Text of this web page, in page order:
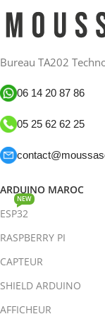
Bureau TA202
06 14 20 87 86
05 25 62 62 25
ARDUINO MAROC
ESP32
NEW
RASPBERRY PI
CAPTEUR
SHIELD ARDUINO
AFFICHEUR